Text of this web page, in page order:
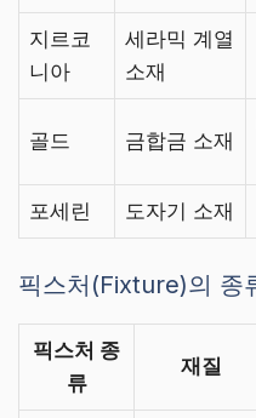
지르코
니아
세라믹 계열
소재
골드 금합금 소재
포세린 도자기 소재
픽스처(Fixture)의 종
픽스처 종
류
재질